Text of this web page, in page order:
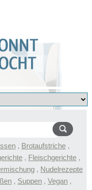
, Brotaufstriche ,
, Fleischgerichte ,
, Nudelrezepte
, Suppen , Vegan ,